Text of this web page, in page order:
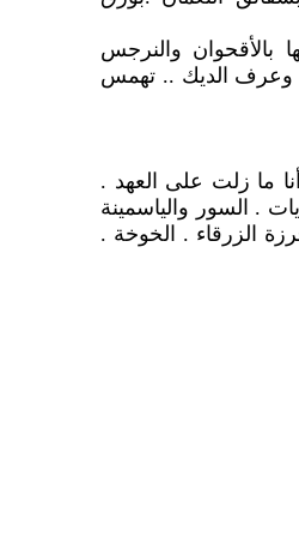
والنرجس
وعرف الديك .. تهمس
ما زلت على العهد .
. السور والياسمينة
الزرقاء . الخوخة .